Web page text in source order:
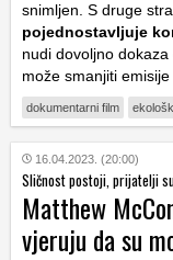
snimljen. S druge
pojednostavljuje
nudi dovoljno
može smanjiti emisije
dokumentarni film
16.04.2023. (20:00)
Sličnost postoji, prijatelji
Matthew
vjeruju da su